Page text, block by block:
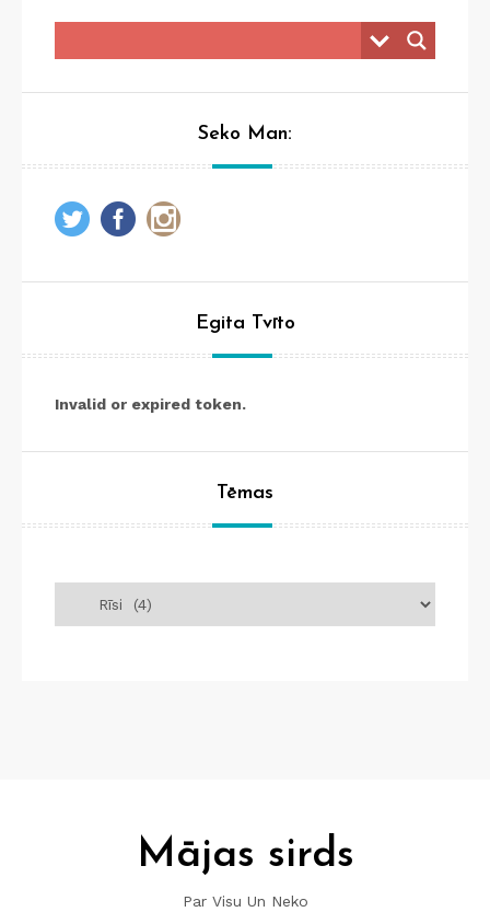
Seko Man:
Egita Tvīto
Invalid or expired token.
Tēmas
Mājas sirds
Par Visu Un Neko